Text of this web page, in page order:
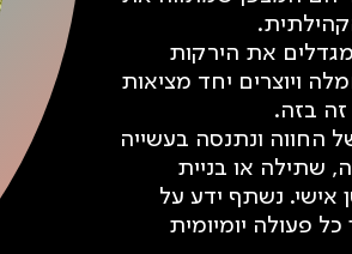
את הירקות
ויוצרים יחד מציאות
זה בזה.
החווה ונתנסה בעשייה
שתילה או בניית
אישי. נשתף ידע על
פעולה יומיומית